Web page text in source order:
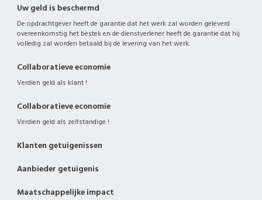
Uw geld is beschermd
De opdrachtgever heeft de garantie dat het werk zal worden geleverd
overeenkomstig het bestek en de dienstverlener heeft de garantie dat hij
volledig zal worden betaald bij de levering van het werk.
Collaboratieve economie
Verdien geld als klant !
Collaboratieve economie
Verdien geld als zelfstandige !
Klanten getuigenissen
Aanbieder getuigenis
Maatschappelijke impact